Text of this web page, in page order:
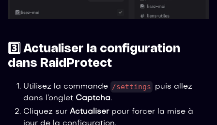
3️⃣ Actualiser la configuration
dans RaidProtect
Utilisez la commande /settings
puis allez
dans l’onglet Captcha.
Cliquez sur Actualiserpour forcer la mise à